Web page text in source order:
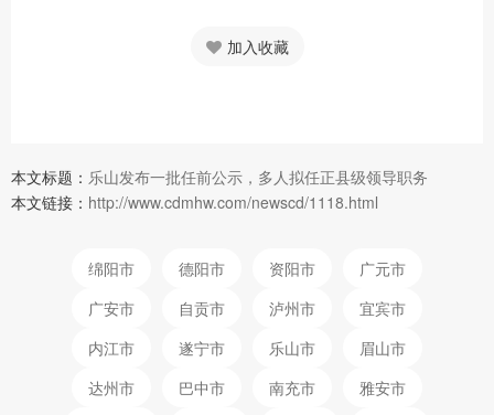
加入收藏
本文标题： 乐山发布一批任前公示，多人拟任正县级领导职务
本文链接： http://www.cdmhw.com/newscd/1118.html
绵阳市 德阳市 资阳市
广元市
广安市
自贡市 泸州市
宜宾市
内江市
遂宁市 乐山市
眉山市
达州市
巴中市 南充市
雅安市